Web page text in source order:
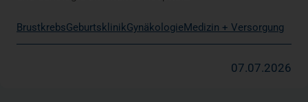
BrustkrebsGeburtsklinikGynäkologie Medizin + Versorgung
07.07.2026